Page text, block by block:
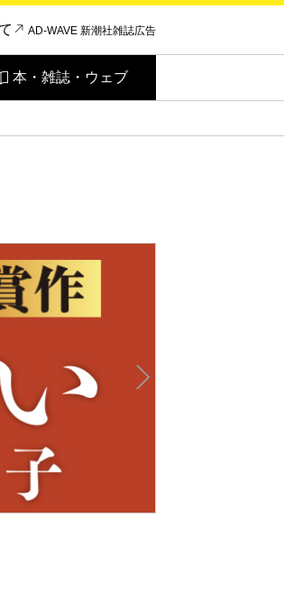
AD-WAVE 新潮社雑誌広告
本・雑誌・ウェブ